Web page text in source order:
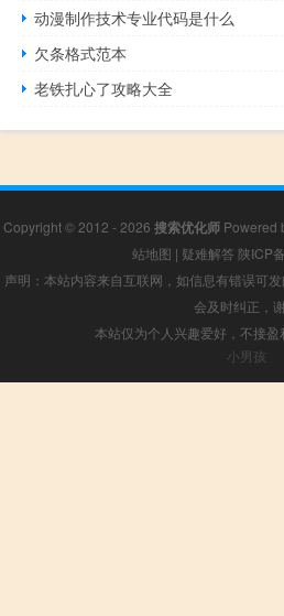
动漫制作技术专业代码是什么
欠条格式范本
老铁扎心了攻略大全
Copyright © 2012 - 2026 搜索优化师 Powered
站地图 | 疑难解答 陕ICP
声明：本站内容来自互联网，如信息有错误可
会及时纠正，
本站仅为个人兴趣爱好，不接
小男孩